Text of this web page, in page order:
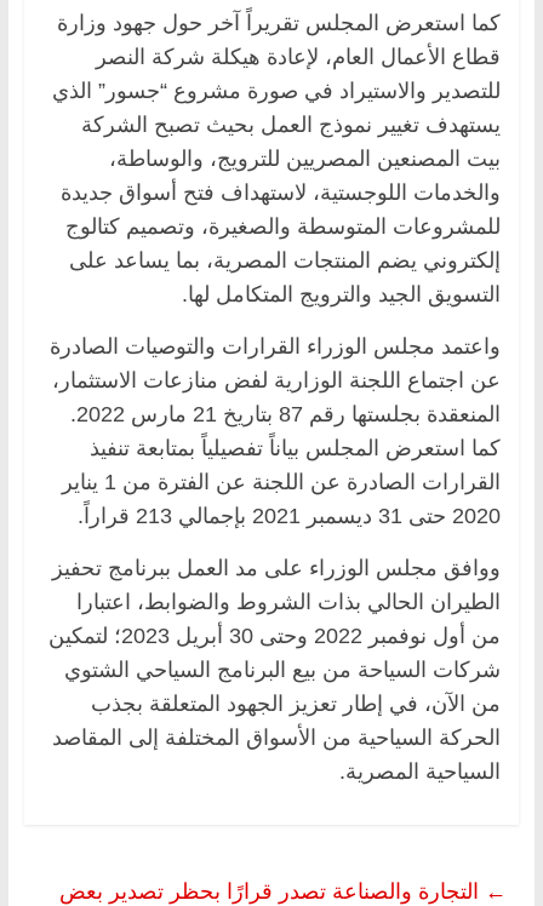
كما استعرض المجلس تقريراً آخر حول جهود وزارة
قطاع الأعمال العام، لإعادة ‏هيكلة شركة النصر
للتصدير والاستيراد في صورة مشروع “جسور” الذي
يستهدف تغيير نموذج ‏العمل بحيث تصبح الشركة
بيت المصنعين المصريين للترويج، والوساطة،
والخدمات اللوجستية، ‏لاستهداف فتح أسواق جديدة
للمشروعات المتوسطة والصغيرة، وتصميم كتالوج
إلكتروني يضم ‏المنتجات المصرية، بما يساعد على
التسويق الجيد والترويج المتكامل لها. ‏
‏واعتمد مجلس الوزراء القرارات والتوصيات الصادرة
عن اجتماع اللجنة الوزارية لفض منازعات ‏الاستثمار،
المنعقدة بجلستها رقم 87 بتاريخ 21 مارس 2022.
كما استعرض المجلس بياناً تفصيلياً ‏بمتابعة تنفيذ
القرارات الصادرة عن اللجنة عن الفترة من 1 يناير
2020 حتى 31 ديسمبر 2021 ‏بإجمالي 213 قراراً.‏
‏ووافق مجلس الوزراء على مد العمل ببرنامج تحفيز
الطيران الحالي بذات الشروط والضوابط، ‏اعتبارا
من أول نوفمبر 2022 وحتى 30 أبريل 2023؛ لتمكين
شركات السياحة من بيع البرنامج ‏السياحي الشتوي
من الآن، في إطار تعزيز الجهود المتعلقة بجذب
الحركة السياحية من الأسواق ‏المختلفة إلى المقاصد
السياحية المصرية.‏
← التجارة والصناعة تصدر قرارًا بحظر تصدير بعض